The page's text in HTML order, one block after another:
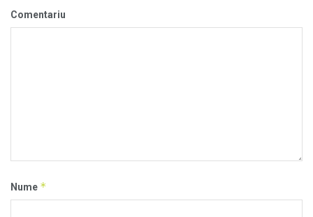
Comentariu
Nume *